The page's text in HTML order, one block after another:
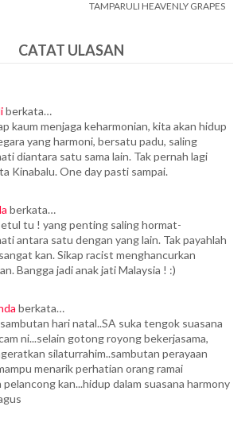
TAMPARULI HEAVENLY GRAPES
CATAT ULASAN
berkata…
kaum menjaga keharmonian, kita akan hidup
yang harmoni, bersatu padu, saling
diantara satu sama lain. Tak pernah lagi
Kinabalu. One day pasti sampai.
berkata…
tu ! yang penting saling hormat-
antara satu dengan yang lain. Tak payahlah
kan. Sikap racist menghancurkan
Bangga jadi anak jati Malaysia ! :)
berkata…
hari natal..SA suka tengok suasana
ni...selain gotong royong bekerjasama,
silaturrahim..sambutan perayaan
menarik perhatian orang ramai
kan...hidup dalam suasana harmony